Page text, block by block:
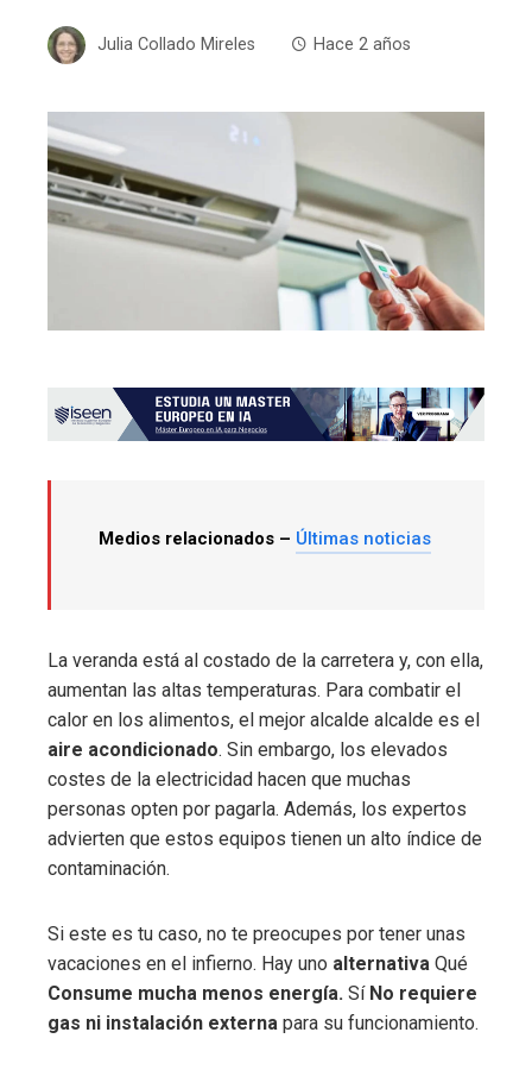
Julia Collado Mireles Hace 2 años
Medios relacionados – Últimas noticias
La veranda está al costado de la carretera y, con ella,
aumentan las altas temperaturas. Para combatir el
calor en los alimentos, el mejor alcalde alcalde es el
aire acondicionado. Sin embargo, los elevados
costes de la electricidad hacen que muchas
personas opten por pagarla. Además, los expertos
advierten que estos equipos tienen un alto índice de
contaminación.
Si este es tu caso, no te preocupes por tener unas
vacaciones en el infierno. Hay uno alternativa Qué
Consume mucha menos energía. Sí No requiere
gas ni instalación externa para su funcionamiento.